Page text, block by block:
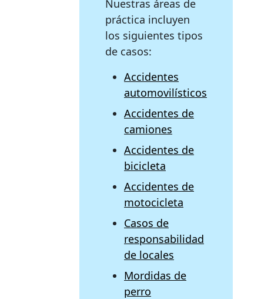
Nuestras áreas de
práctica incluyen
los siguientes tipos
de casos:
Accidentes
automovilísticos
Accidentes de
camiones
Accidentes de
bicicleta
Accidentes de
motocicleta
Casos de
responsabilidad
de locales
Mordidas de
perro